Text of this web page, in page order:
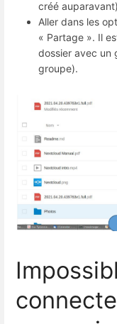
créé auparavant)
Aller dans les
« Partage ». Il
dossier avec un
groupe).